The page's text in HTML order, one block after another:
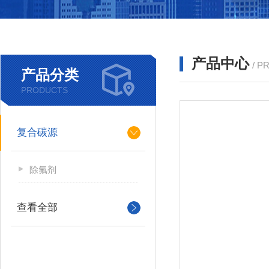
产品分类
PRODUCTS
复合碳源
除氟剂
查看全部
产品中心 /